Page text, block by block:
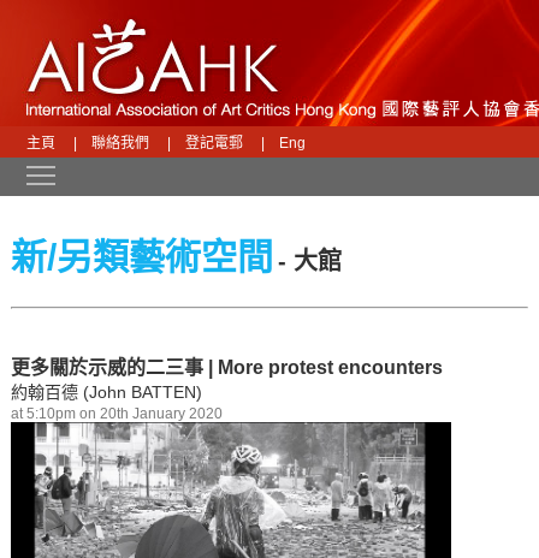
主頁 聯絡我們 登記電郵 Eng
新/另類藝術空間 - 大館
更多關於示威的二三事 | More protest encounters
約翰百德 (John BATTEN)
at 5:10pm on 20th January 2020